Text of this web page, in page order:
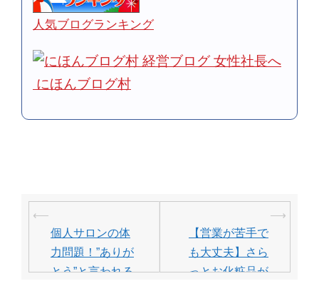
人気ブログランキング
にほんブログ村
投
ビ
⟵
個人サロンの体
力問題！”ありが
とう”と言われる
【営業が苦手で
も大丈夫】さら
っとお化粧品が
⟶